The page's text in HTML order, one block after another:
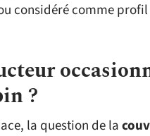
considéré comme
?
la question de la